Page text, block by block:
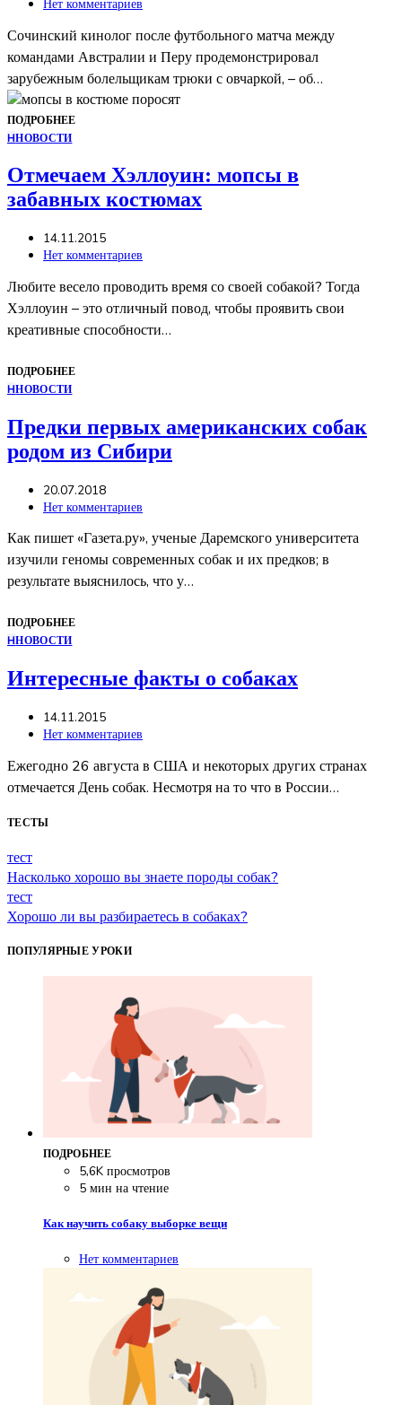
Нет комментариев
Сочинский кинолог после футбольного матча между
командами Австралии и Перу продемонстрировал
зарубежным болельщикам трюки с овчаркой, – об…
ПОДРОБНЕЕ
ННОВОСТИ
Отмечаем Хэллоуин: мопсы в
забавных костюмах
14.11.2015
Нет комментариев
Любите весело проводить время со своей собакой? Тогда
Хэллоуин – это отличный повод, чтобы проявить свои
креативные способности…
ПОДРОБНЕЕ
ННОВОСТИ
Предки первых американских собак
родом из Сибири
20.07.2018
Нет комментариев
Как пишет «Газета.ру», ученые Даремского университета
изучили геномы современных собак и их предков; в
результате выяснилось, что у…
ПОДРОБНЕЕ
ННОВОСТИ
Интересные факты о собаках
14.11.2015
Нет комментариев
Ежегодно 26 августа в США и некоторых других странах
отмечается День собак. Несмотря на то что в России…
ТЕСТЫ
тест
Насколько хорошо вы знаете породы собак?
тест
Хорошо ли вы разбираетесь в собаках?
ПОПУЛЯРНЫЕ УРОКИ
ПОДРОБНЕЕ
5,6K просмотров
5 мин на чтение
Как научить собаку выборке вещи
Нет комментариев